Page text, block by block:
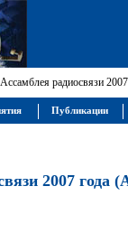
радиосвязи
2007 года
Публикации